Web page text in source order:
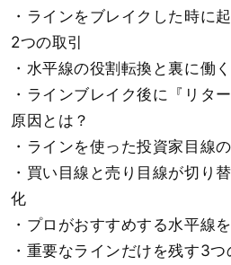
・ラインをブレイクした時に
2つの取引
・水平線の役割転換と裏に働
・ラインブレイク後に『リタ
原因とは？
・ラインを使った投資家目線
・買い目線と売り目線が切り
化
・プロがおすすめする水平線
・重要なラインだけを残す3つ